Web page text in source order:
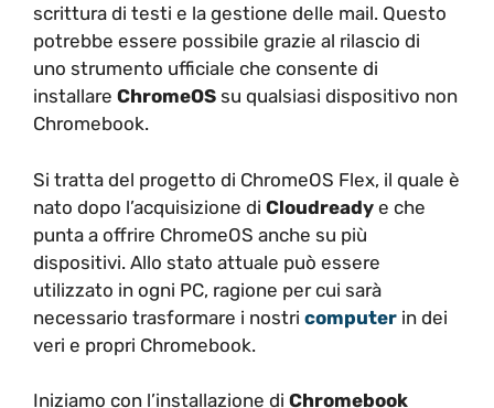
scrittura di testi e la gestione delle mail. Questo
potrebbe essere possibile grazie al rilascio di
uno strumento ufficiale che consente di
installare ChromeOS su qualsiasi dispositivo non
Chromebook.
Si tratta del progetto di ChromeOS Flex, il quale è
nato dopo l’acquisizione di Cloudready e che
punta a offrire ChromeOS anche su più
dispositivi. Allo stato attuale può essere
utilizzato in ogni PC, ragione per cui sarà
necessario trasformare i nostri computer in dei
veri e propri Chromebook.
Iniziamo con l’installazione di Chromebook